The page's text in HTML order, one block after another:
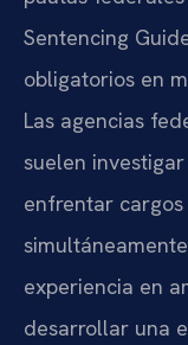
Sentencing
obligatorios en
Las agencias
suelen
enfrentar cargos
experiencia en
desarrollar una